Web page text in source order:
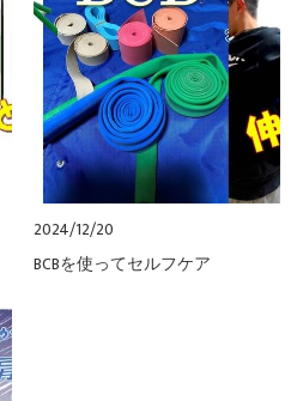
2024/12/20
BCBを使ってセルフケア